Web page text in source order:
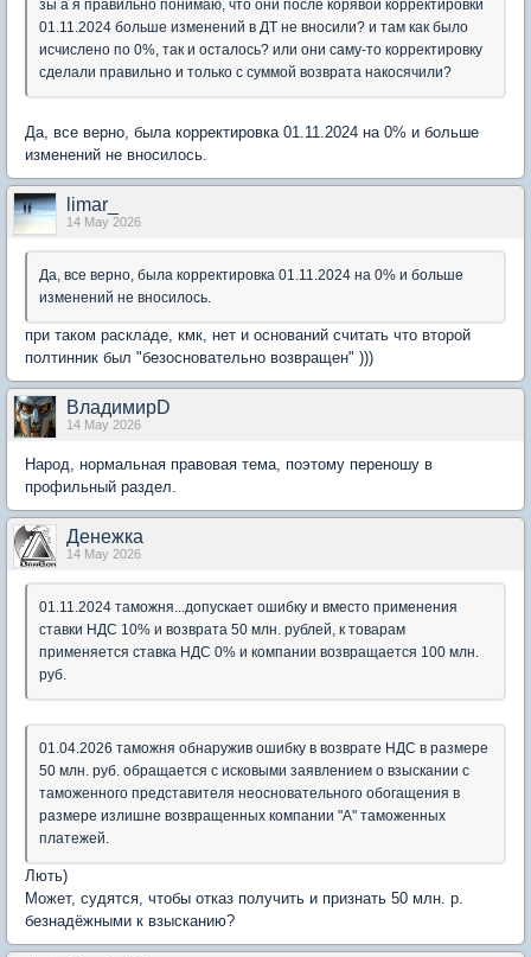
зы а я правильно понимаю, что они после корявой корректировки
01.11.2024 больше изменений в ДТ не вносили? и там как было
исчислено по 0%, так и осталось? или они саму-то корректировку
сделали правильно и только с суммой возврата накосячили?
Да, все верно, была корректировка 01.11.2024 на 0% и больше
изменений не вносилось.
limar_
14 May 2026
Да, все верно, была корректировка 01.11.2024 на 0% и больше
изменений не вносилось.
при таком раскладе, кмк, нет и оснований считать что второй
полтинник был "безосновательно возвращен" )))
ВладимирD
14 May 2026
Народ, нормальная правовая тема, поэтому переношу в
профильный раздел.
Денежка
14 May 2026
01.11.2024 таможня...допускает ошибку и вместо применения
ставки НДС 10% и возврата 50 млн. рублей, к товарам
применяется ставка НДС 0% и компании возвращается 100 млн.
руб.
01.04.2026 таможня обнаружив ошибку в возврате НДС в размере
50 млн. руб. обращается с исковыми заявлением о взыскании с
таможенного представителя неосновательного обогащения в
размере излишне возвращенных компании "А" таможенных
платежей.
Лють)
Может, судятся, чтобы отказ получить и признать 50 млн. р.
безнадёжными к взысканию?